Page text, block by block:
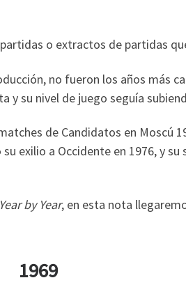
o extractos de partidas
no fueron los años más
y su nivel de juego seguía
de Candidatos en Moscú
exilio a Occidente en 1976, y
by Year, en esta nota
1969